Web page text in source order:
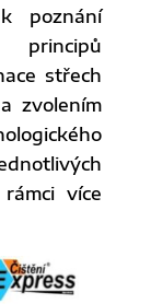
poznání
střech
zvolením
více